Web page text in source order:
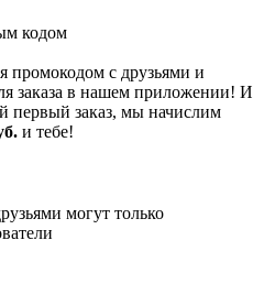
кодом
промокодом с друзьями и
заказа в нашем приложении! И
первый заказ, мы начислим
и тебе!
могут только